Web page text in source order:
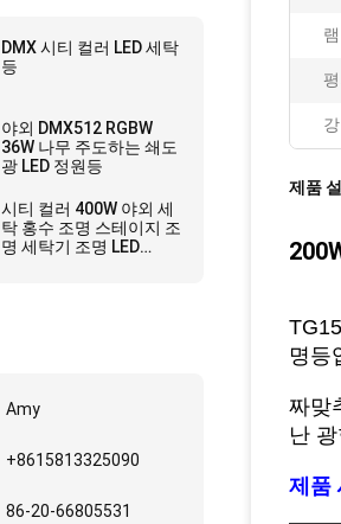
DMX 시티 컬러 LED 세탁
등
야외 DMX512 RGBW
36W 나무 주도하는 쇄도
광 LED 정원등
시티 컬러 400W 야외 세
탁 홍수 조명 스테이지 조
명 세탁기 조명 LED
Amy
+8615813325090
86-20-66805531
제품
명등
짜맞
난
제품